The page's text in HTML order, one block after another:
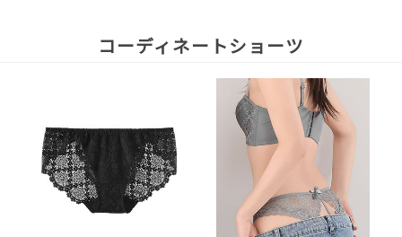
コーディネートショーツ